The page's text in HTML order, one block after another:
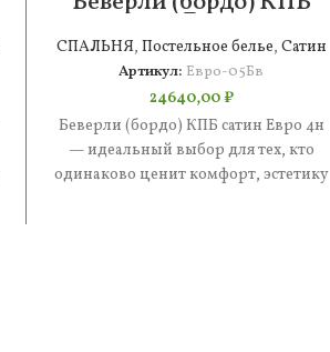
сатин Евро 4н
СПАЛЬНЯ, Постельное белье, Сатин
Артикул: Евро-05Бв
24640,00₽
Беверли (бордо) КПБ сатин Евро 4н
— идеальный выбор для тех, кто
одинаково ценит комфорт, эстетику